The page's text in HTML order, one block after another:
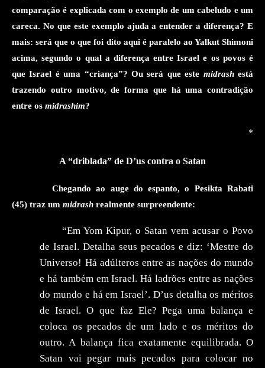
comparação é explicada com o exemplo de umcabeludo e um
careca. No que este exemplo ajuda a entender a diferença? E
mais: será que o que foi dito aqui é paralelo ao Yalkut Shimoni
acima, segundo o qual a diferença entre Israel e os povos é
que Israel é uma “criança”? Ou será que este midrashestá
trazendo outro motivo, de forma que há uma contradição
entre os midrashim?
*
A “driblada” de D’us contra o Satan
Chegando ao auge do espanto, o Pesikta Rabati
(45) traz um midrash realmente surpreendente:
“Em Yom Kipur, o Satan vem acusar o Povo
de Israel. Detalha seus pecados e diz: ‘Mestre do
Universo! Há adúlteros entre as nações do mundo
e há também em Israel. Há ladrões entre as nações
do mundo e há em Israel’. D’us detalha os méritos
de Israel. O que faz Ele? Pega uma balança e
coloca os pecados de um lado e os méritos do
outro. A balança fica exatamente equilibrada. O
Satan vai pegar mais pecados para colocar no